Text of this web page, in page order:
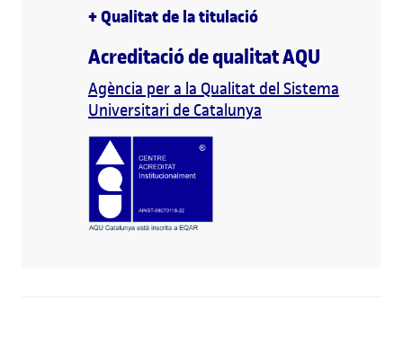
+Qualitat de la titulació
Acreditació de qualitat AQU
Agència per a la Qualitat del Sistema
Universitari de Catalunya